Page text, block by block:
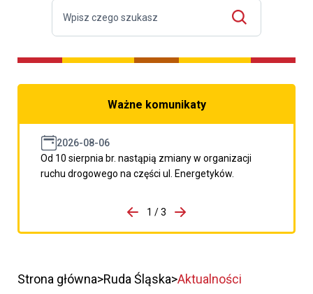
Ważne komunikaty
2026-08-06
Od 10 sierpnia br. nastąpią zmiany w organizacji
ruchu drogowego na części ul. Energetyków.
porzpedniego komunikatu
1 / 3
Przejdź do następnego
Strona główna Ruda Śląska Aktualności